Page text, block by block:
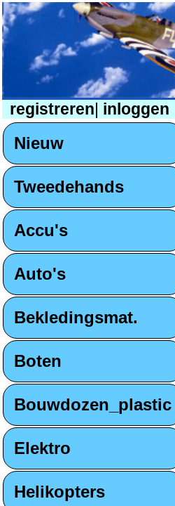
registreren inloggen
Nieuw
Tweedehands
Accu's
Auto's
Bekledingsmat.
Boten
Bouwdozen_plastic
Elektro
Helikopters